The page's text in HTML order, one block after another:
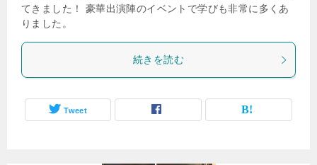
てきました！ 豪華出演陣のイベントで学びも非常に多くあ
りました。
続きを読む
Tweet